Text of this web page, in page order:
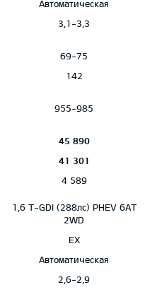
Автоматическая
3,1-3,3
69-75
142
955-985
45 890
41 301
4 589
1,6 T-GDI (288лс) PHEV 6AT
2WD
EX
Автоматическая
2,6-2,9